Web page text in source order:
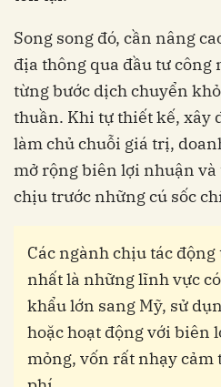
Song song đó, cần nâng
địa thông qua đầu tư công
từng bước dịch chuyển
thuần. Khi tự thiết kế, xây
làm chủ chuỗi giá trị,
mở rộng biên lợi nhuận
chịu trước những cú sốc
Các ngành chịu tác
nhất là những lĩnh vực
khẩu lớn sang Mỹ, sử
hoặc hoạt động với biên
mỏng, vốn rất nhạy